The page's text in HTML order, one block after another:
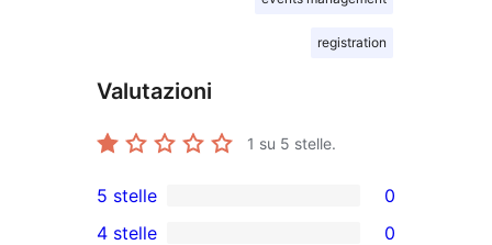
registration
Valutazioni
1 su 5 stelle.
0
5 stelle 0
4 stelle 0